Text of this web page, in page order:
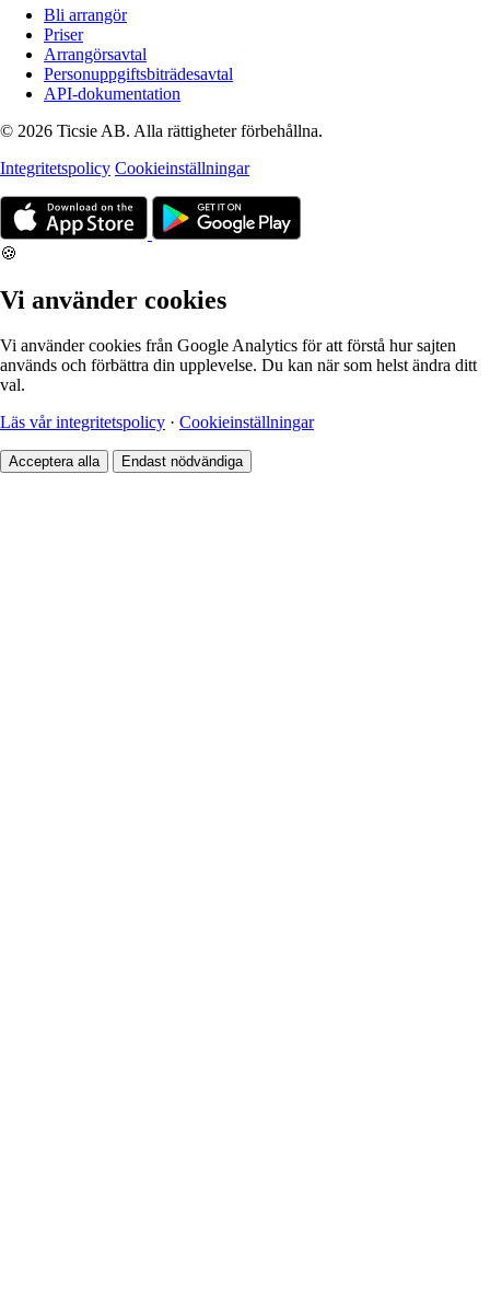
Bli arrangör
Priser
Arrangörsavtal
Personuppgiftsbiträdesavtal
API-dokumentation
© 2026 Ticsie AB. Alla rättigheter förbehållna.
Integritetspolicy Cookieinställningar
🍪
Vi använder cookies
Vi använder cookies från Google Analytics för att förstå hur sajten
används och förbättra din upplevelse. Du kan när som helst ändra ditt
val.
Läs vår integritetspolicy · Cookieinställningar
Acceptera alla Endast nödvändiga